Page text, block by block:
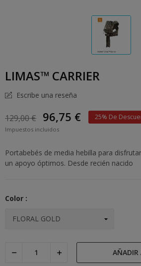
LIMAS™ CARRIER
Escribe una reseña
129,00 € 96,75 € 25% De
Impuestos incluidos
Portabebés de media hebilla para
un apoyo óptimos. Desde recién nacido
Color :
AÑADIR